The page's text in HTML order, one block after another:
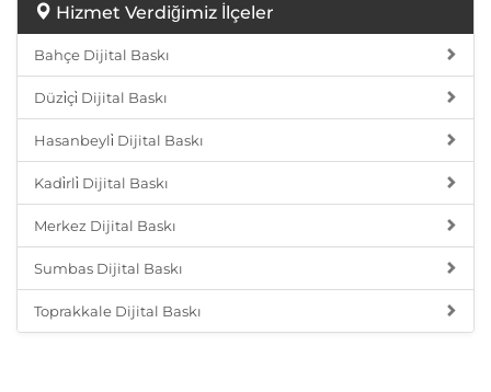
Hizmet Verdiğimiz İlçeler
Bahçe Dijital Baskı
Düzi̇çi̇ Dijital Baskı
Hasanbeyli̇ Dijital Baskı
Kadi̇rli̇ Dijital Baskı
Merkez Dijital Baskı
Sumbas Dijital Baskı
Toprakkale Dijital Baskı